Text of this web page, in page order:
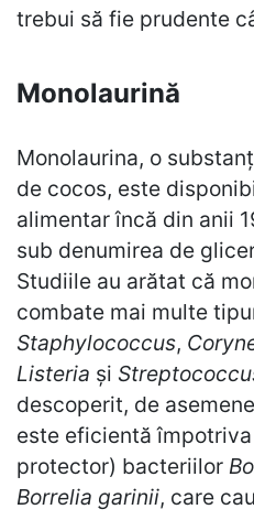
trebui să fie prudente
Monolaurină
Monolaurina, o
de cocos, este
alimentar încă din anii
sub denumirea de
Studiile au arătat că
combate mai multe
Staphylococcus,
Listeria și
descoperit, de
este eficientă
protector) bacteriilor
Borrelia garinii, care